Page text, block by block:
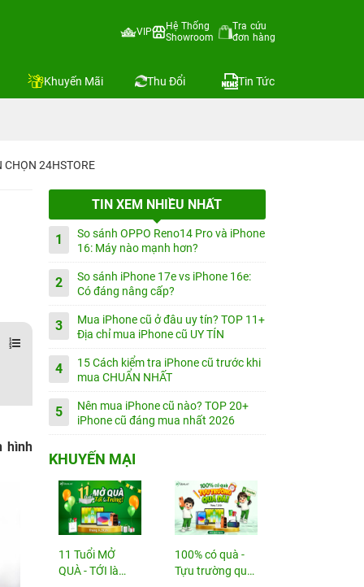
VIP
Hệ Thống
Showroom
Tra cứu
đơn hàng
Khuyến Mãi Thu Đổi Tin Tức
CHỌN 24HSTORE
hình
TIN XEM NHIỀU NHẤT
1
So sánh OPPO Reno14 Pro và iPhone
16: Máy nào mạnh hơn?
2
So sánh iPhone 17e vs iPhone 16e:
Có đáng nâng cấp?
3
Mua iPhone cũ ở đâu uy tín? TOP 11+
Địa chỉ mua iPhone cũ UY TÍN
4
15 Cách kiểm tra iPhone cũ trước khi
mua CHUẨN NHẤT
5
Nên mua iPhone cũ nào? TOP 20+
iPhone cũ đáng mua nhất 2026
KHUYẾN MẠI
11 Tuổi MỞ
QUÀ - TỚI là
100% có quà -
Tựu trường quá